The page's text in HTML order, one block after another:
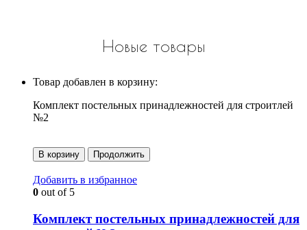
Новые товары
Товар добавлен в корзину:
Комплект постельных принадлежностей для строитлей
№2
В корзину Продолжить
Добавить в избранное
0 out of 5
Комплект постельных принадлежностей для